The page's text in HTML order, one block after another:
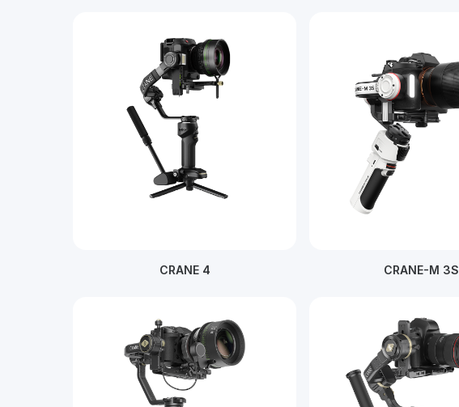
CRANE 4 CRANE-M 3S